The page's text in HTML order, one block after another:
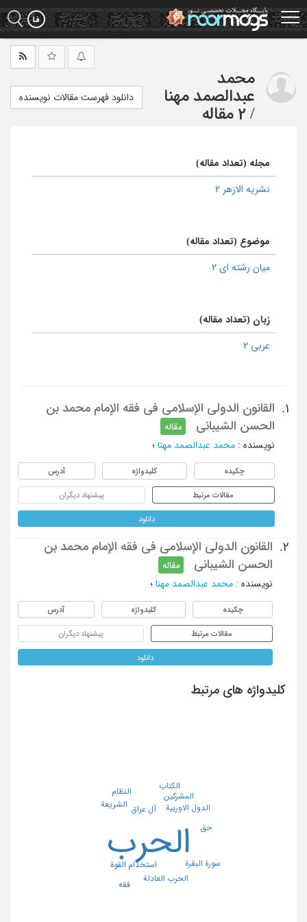
Skip
to
main
محمد
عبدالصمد مهنا
/ 2 مقاله
دانلود فهرست مقالات نویسنده
مجله (تعداد مقاله)
نشریه الازهر 2
موضوع (تعداد مقاله)
میان رشته ای 2
زبان (تعداد مقاله)
عربی 2
1.
القانون الدولی الإسلامی فی فقه الإمام محمد بن
الحسن الشیبانی
مقاله
نویسنده : محمد عبدالصمد مهنا ؛
چکیده کلیدواژه آدرس
مقالات مرتبط پیشنهاد دیگران
دانلود
2.
القانون الدولی الإسلامی فی فقه الإمام محمد بن
الحسن الشیبانی
مقاله
نویسنده : محمد عبدالصمد مهنا ؛
چکیده کلیدواژه آدرس
مقالات مرتبط پیشنهاد دیگران
دانلود
کلیدواژه های مرتبط
الحرب
آل عراق
استخدام القوة
الحرب العادلة
الدول الاوربیة الشریعة
المشرکین النظام
الکتاب
حق
سورة البقرة
فقه